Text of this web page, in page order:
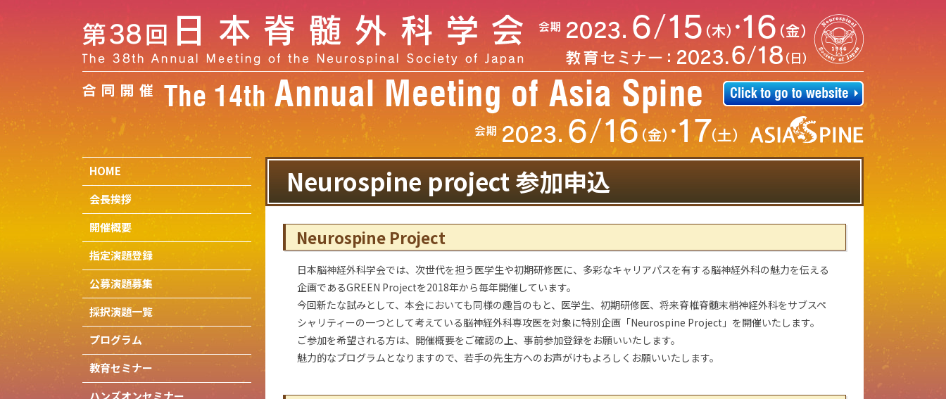
HOME
会長挨拶
開催概要
指定演題登録
公募演題募集
採択演題一覧
プログラム
教育セミナー
ハンズオンセミナー
Neurospine project 参加申込
Neurospine Project
日本脳神経外科学会では、次世代を担う医学生や初期研修医に、多彩なキャリアパスを有する脳神経外科の魅力を伝える
企画であるGREEN Projectを2018年から毎年開催しています。
今回新たな試みとして、本会においても同様の趣旨のもと、医学生、初期研修医、将来脊椎脊髄末梢神経外科をサブスペ
シャリティーの一つとして考えている脳神経外科専攻医を対象に特別企画「Neurospine Project」を開催いたします。
ご参加を希望される方は、開催概要をご確認の上、事前参加登録をお願いいたします。
魅力的なプログラムとなりますので、若手の先生方へのお声がけもよろしくお願いいたします。